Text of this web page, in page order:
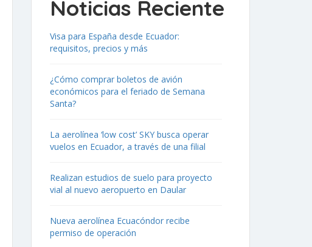
Noticias Reciente
Visa para España desde Ecuador:
requisitos, precios y más
¿Cómo comprar boletos de avión
económicos para el feriado de Semana
Santa?
La aerolínea ‘low cost’ SKY busca operar
vuelos en Ecuador, a través de una filial
Realizan estudios de suelo para proyecto
vial al nuevo aeropuerto en Daular
Nueva aerolínea Ecuacóndor recibe
permiso de operación